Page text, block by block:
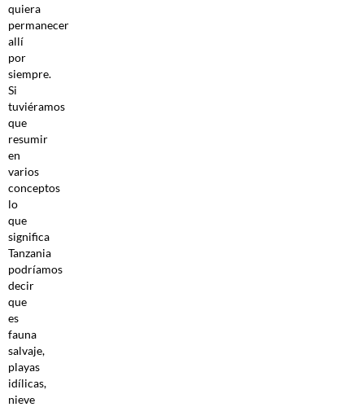
quiera
permanecer
allí
por
siempre.
Si
tuviéramos
que
resumir
en
varios
conceptos
lo
que
significa
Tanzania
podríamos
decir
que
es
fauna
salvaje,
playas
idílicas,
nieve